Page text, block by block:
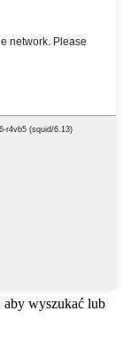
aby wyszukać lub